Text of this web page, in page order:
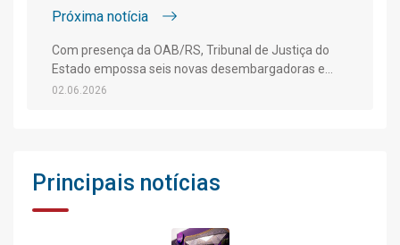
Próxima notícia
Com presença da OAB/RS, Tribunal de Justiça do
Estado empossa seis novas desembargadoras e
novos desembargadores
02.06.2026
Principais notícias